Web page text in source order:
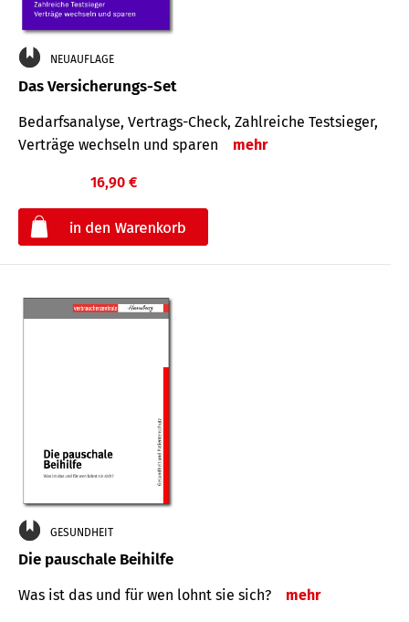
NEUAUFLAGE
Das Versicherungs-Set
Bedarfsanalyse, Vertrags-Check, Zahlreiche Testsieger,
Verträge wechseln und sparen
mehr
16,90 €
GESUNDHEIT
Die pauschale Beihilfe
Was ist das und für wen lohnt sie sich? mehr